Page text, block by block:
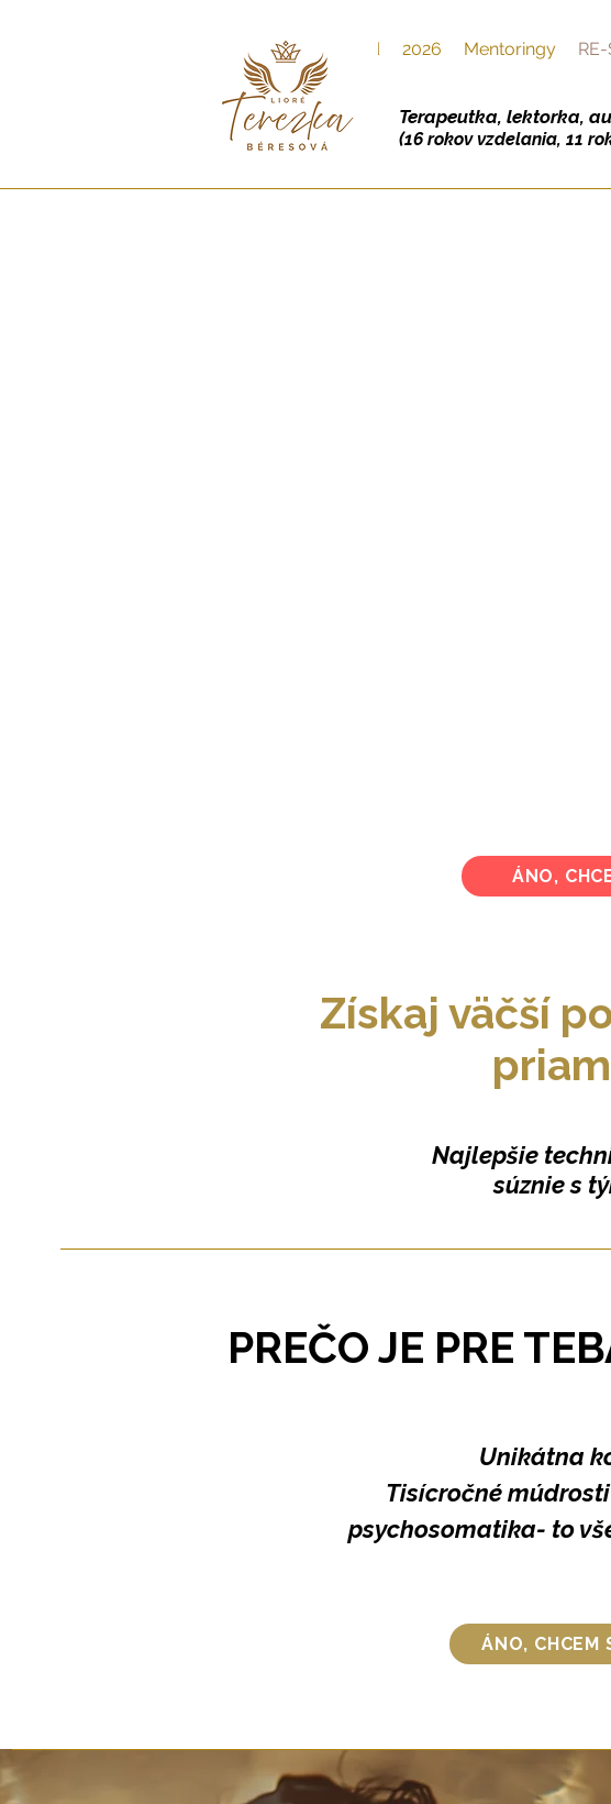
Úvod 2026 Mentoringy
Terapeutka, lektorka,
(16 rokov vzdelania, 11
ÁNO,
Získaj väčší
Najlepšie
súznie s
PREČO JE PRE
Unikátna
Tisícročné
psychosomatika- to
ÁNO, CHCEM